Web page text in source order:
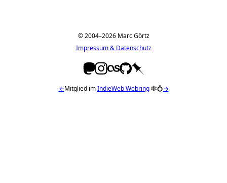
© 2004–2026 Marc Görtz
Impressum & Datenschutz
←Mitglied imIndieWeb Webring🕸💍→